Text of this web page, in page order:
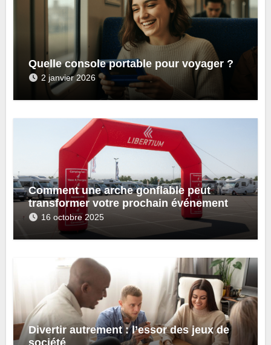
Quelle console portable pour voyager ?
2 janvier 2026
Comment une arche gonflable peut
transformer votre prochain événement
16 octobre 2025
Divertir autrement : l’essor des jeux de